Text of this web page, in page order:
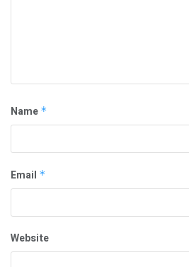
Name *
Email *
Website